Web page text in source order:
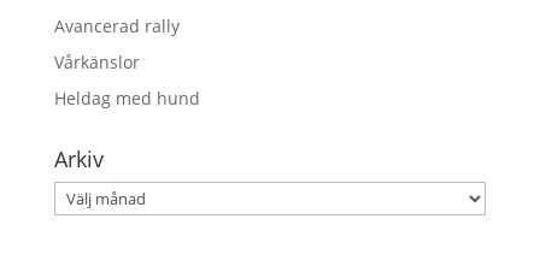
Avancerad rally
Vårkänslor
Heldag med hund
Arkiv
Arkiv